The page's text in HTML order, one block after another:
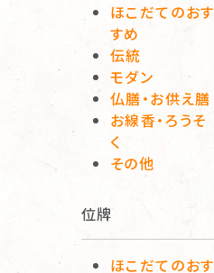
ほこだてのおす
すめ
伝統
モダン
仏膳・お供え膳
お線香・ろうそ
く
その他
位牌
ほこだてのおす